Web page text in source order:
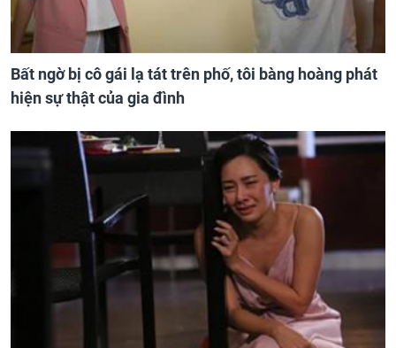
Bất ngờ bị cô gái lạ tát trên phố, tôi bàng hoàng phát
hiện sự thật của gia đình